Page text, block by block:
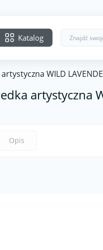
Katalog
WILD
artystyczna
Opis